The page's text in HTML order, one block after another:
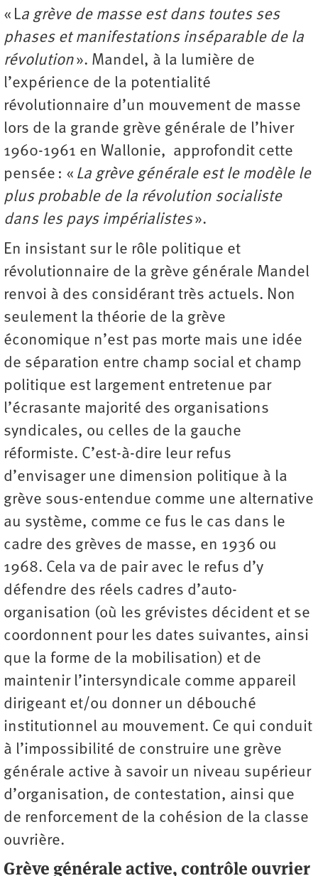
« La grève de masse est dans toutes ses
phases et manifestations inséparable de la
révolution». Mandel, à la lumière de
l’expérience de la potentialité
révolutionnaire d’un mouvement de masse
lors de la grande grève générale de l’hiver
1960-1961 en Wallonie, approfondit cette
pensée : « La grève générale est le modèle le
plus probable de la révolution socialiste
dans les pays impérialistes».
En insistant sur le rôle politique et
révolutionnaire de la grève générale Mandel
renvoi à des considérant très actuels. Non
seulement la théorie de la grève
économique n’est pas morte mais une idée
de séparation entre champ social et champ
politique est largement entretenue par
l’écrasante majorité des organisations
syndicales, ou celles de la gauche
réformiste. C’est-à-dire leur refus
d’envisager une dimension politique à la
grève sous-entendue comme une alternative
au système, comme ce fus le cas dans le
cadre des grèves de masse, en 1936 ou
1968. Cela va de pair avec le refus d’y
défendre des réels cadres d’auto-
organisation (où les grévistes décident et se
coordonnent pour les dates suivantes, ainsi
que la forme de la mobilisation) et de
maintenir l’intersyndicale comme appareil
dirigeant et/ou donner un débouché
institutionnel au mouvement. Ce qui conduit
à l’impossibilité de construire une grève
générale active à savoir un niveau supérieur
d’organisation, de contestation, ainsi que
de renforcement de la cohésion de la classe
ouvrière.
Grève générale active, contrôle ouvrier